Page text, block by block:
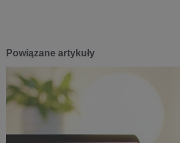
Powiązane artykuły